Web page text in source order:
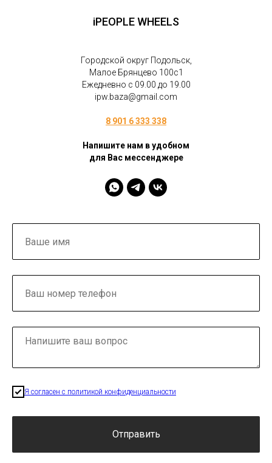
iPEOPLE WHEELS
Городской округ Подольск,
Малое Брянцево 100с1
Ежедневно с 09.00 до 19.00
ipw.baza@gmail.com
8 901 6 333 338
Напишите нам в удобном
для Вас мессенджере
Я согласен с политикой конфиденциальности
Отправить